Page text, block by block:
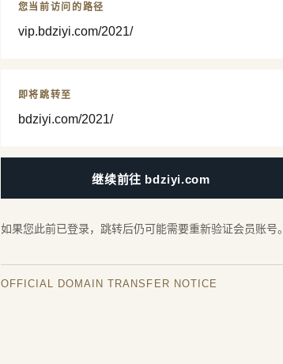
您当前访问的路径
vip.bdziyi.com/2021/
即将跳转至
bdziyi.com/2021/
继续前往 bdziyi.com
如果您此前已登录，跳转后仍可能需要重新验证会员账号。
OFFICIAL DOMAIN TRANSFER NOTICE